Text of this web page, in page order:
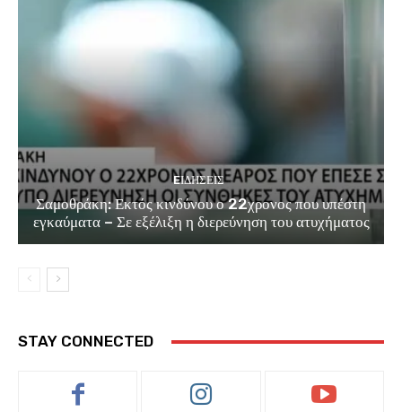
EΙΔΗΣΕΙΣ
Σαμοθράκη: Εκτός κινδύνου ο 22χρονος που υπέστη
εγκαύματα – Σε εξέλιξη η διερεύνηση του ατυχήματος
STAY CONNECTED